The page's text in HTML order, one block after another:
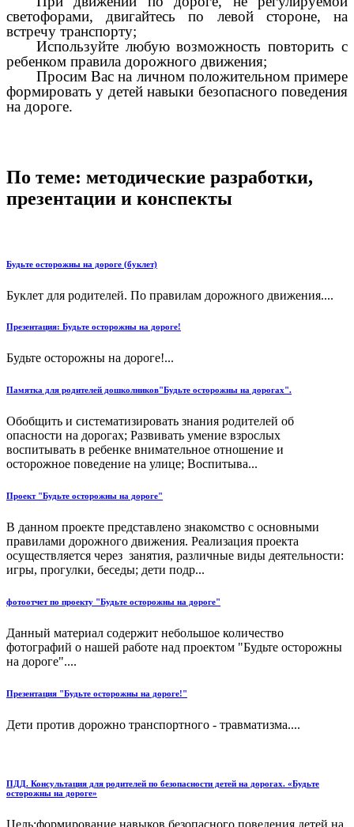
светофорами, двигайтесь по левой стороне, на
встречу транспорту;
Используйте любую возможность повторить с
ребенком правила дорожного движения;
Просим Вас на личном положительном примере
формировать у детей навыки безопасного поведения
на дороге.
По теме: методические разработки,
презентации и конспекты
Будьте осторожны на дороге (буклет)
Буклет для родителей. По правилам дорожного движения....
Презентация: Будьте осторожны на дороге!
Будьте осторожны на дороге!...
Памятка для родителей дошколников"Будьте осторожны на дорогах".
Обобщить и систематизировать знания родителей об
опасности на дорогах; Развивать умение взрослых
воспитывать в ребенке внимательное отношение и
осторожное поведение на улице; Воспитыва...
Проект "Будьте осторожны на дороге"
В данном проекте представлено знакомство с основными
правилами дорожного движения. Реализация проекта
осуществляется через занятия, различные виды деятельности:
игры, прогулки, беседы; дети подр...
фотоотчет по проекту "Будьте осторожны на дороге"
Данный материал содержит небольшое количество
фотографий о нашей работе над проектом "Будьте осторожны
на дороге"....
Презентация "Будьте осторожны на дороге!"
Дети против дорожно транспортного - травматизма....
ПДД. Консультация для родителей по безопасности детей на дорогах. «Будьте
осторожны на дороге»